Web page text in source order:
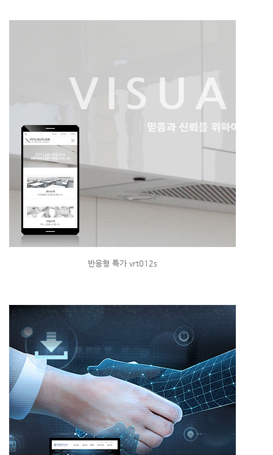
반응형 특가 vrt012s